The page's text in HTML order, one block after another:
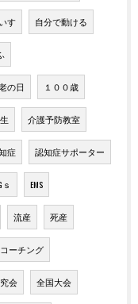
す 自分で動ける
の日 １００歳
介護予防教室
症 認知症サポーター
ｓ EMS
流産 死産
コーチング
会 全国大会